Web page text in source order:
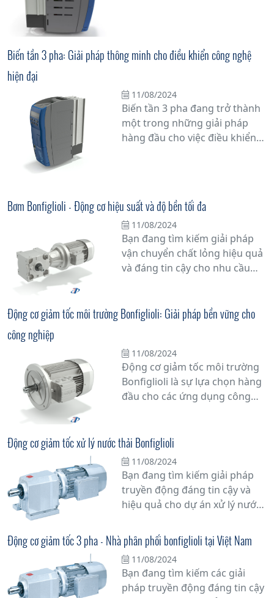
cao từ Bonfiglioli, phân phối
bởi Tân Đạt Thắng. Đây là một
giúp điều khiển tốc độ và mô-
men của động cơ điện một
cách chính xác và linh hoạt.
Biến tần 3 pha: Giải pháp thông minh cho điều khiển công nghệ
hiện đại
11/08/2024
Biến tần 3 pha đang trở thành
một trong những giải pháp
hàng đầu cho việc điều khiển
cách linh hoạt và chính xác,
biến tần 3 pha không chỉ giúp
tối ưu hóa hiệu suất hoạt động
mà còn tiết kiệm năng lượng
đáng kể.
Bơm Bonfiglioli - Động cơ hiệu suất và độ bền tối đa
11/08/2024
Bạn đang tìm kiếm giải pháp
vận chuyển chất lỏng hiệu quả
và đáng tin cậy cho nhu cầu
pháp đa dạng và tiên tiến cho
Động cơ giảm tốc môi trường Bonfiglioli: Giải pháp bền vững cho
công nghiệp
11/08/2024
Động cơ giảm tốc môi trường
Bonfiglioli là sự lựa chọn hàng
đầu cho các ứng dụng công
nghệ tiên tiến và chất lượng
vượt trội, sản phẩm này mang
lại giải pháp bền vững cho các
doanh nghiệp trong việc nâng
cao hiệu suất sản xuất và giảm
thiểu thời gian dừng máy.
Động cơ giảm tốc xử lý nước thải Bonfiglioli
11/08/2024
Bạn đang tìm kiếm giải pháp
truyền động đáng tin cậy và
hiệu quả cho dự án xử lý nước
tốc xử lý nước thải Bonfiglioli là
lựa chọn hàng đầu mà bạn
không thể bỏ qua.
Động cơ giảm tốc 3 pha - Nhà phân phối bonfiglioli tại Việt Nam
11/08/2024
Bạn đang tìm kiếm các giải
pháp truyền động đáng tin cậy